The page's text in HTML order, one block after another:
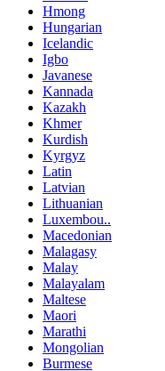
Hmong
Hungarian
Icelandic
Igbo
Javanese
Kannada
Kazakh
Khmer
Kurdish
Kyrgyz
Latin
Latvian
Lithuanian
Luxembou..
Macedonian
Malagasy
Malay
Malayalam
Maltese
Maori
Marathi
Mongolian
Burmese